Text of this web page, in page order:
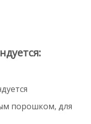
порошком, для